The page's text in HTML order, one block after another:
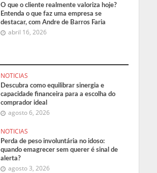
O que o cliente realmente valoriza hoje?
Entenda o que faz uma empresa se
destacar, com Andre de Barros Faria
abril 16, 2026
NOTICIAS
Descubra como equilibrar sinergia e
capacidade financeira para a escolha do
comprador ideal
agosto 6, 2026
NOTICIAS
Perda de peso involuntária no idoso:
quando emagrecer sem querer é sinal de
alerta?
agosto 3, 2026